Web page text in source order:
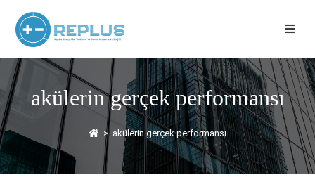
akülerin gerçek performansı
> akülerin gerçek performansı